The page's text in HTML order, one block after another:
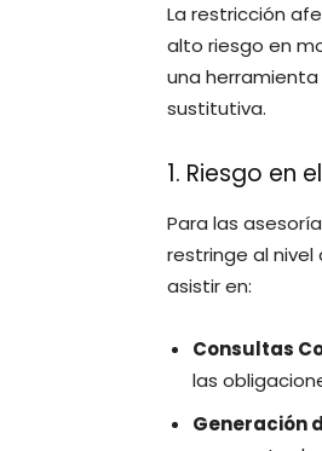
La restricción
alto riesgo en
una
sustitutiva.
1. Riesgo en
Para las
restringe al
asistir en:
Consultas
las
Generación